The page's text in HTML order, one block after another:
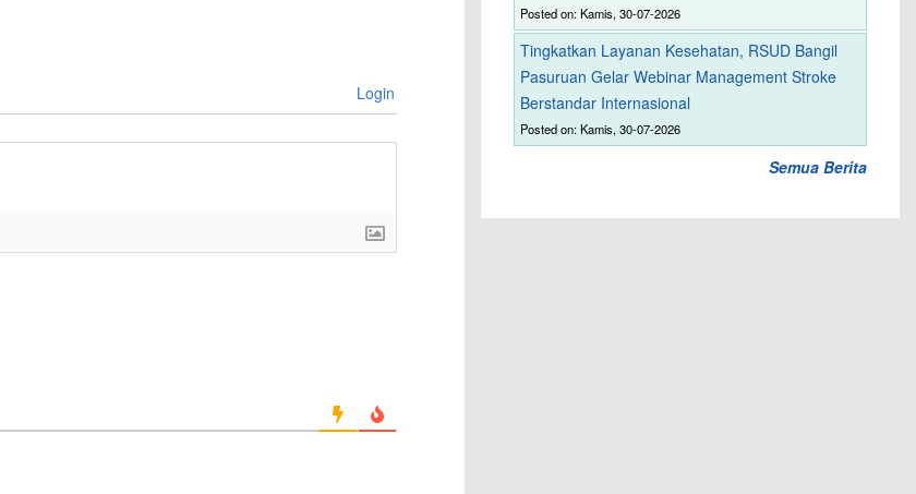
Login
Posted on: Kamis, 30-07-2026
Tingkatkan Layanan Kesehatan, RSUD Bangil
Pasuruan Gelar Webinar Management Stroke
Berstandar Internasional
Posted on: Kamis, 30-07-2026
Semua Berita